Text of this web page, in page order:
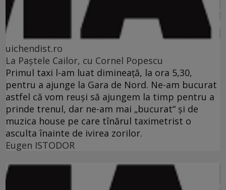
uichendist.ro
La Paştele Cailor, cu Cornel Popescu
Primul taxi l-am luat dimineaţă, la ora 5,30,
pentru a ajunge la Gara de Nord. Ne-am bucurat
astfel că vom reuşi să ajungem la timp pentru a
prinde trenul, dar ne-am mai „bucurat“ şi de
muzica house pe care tînărul taximetrist o
asculta înainte de ivirea zorilor.
Eugen ISTODOR